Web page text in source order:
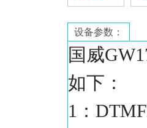
设备参数：
国威
如下：
1：